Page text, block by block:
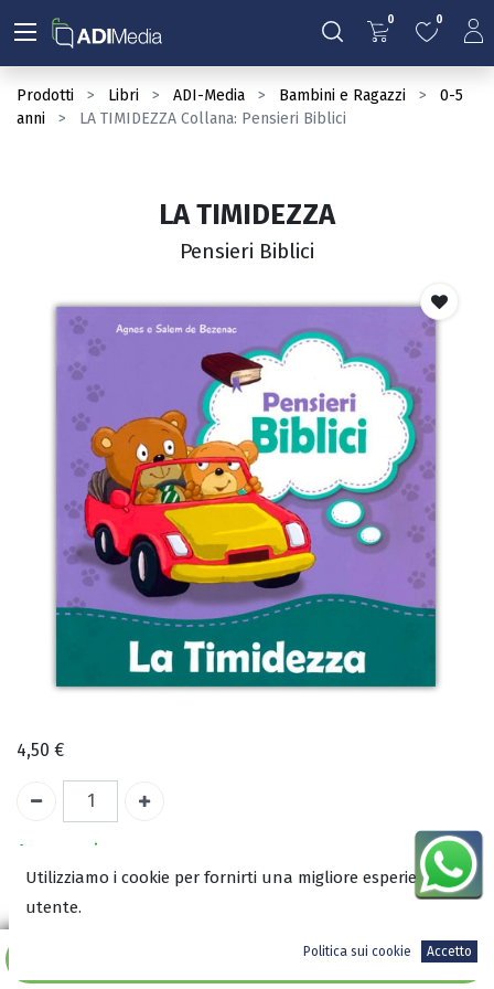
0 0
Prodotti Libri ADI-Media Bambini e Ragazzi
0-5
anni
LA TIMIDEZZA Collana: Pensieri Biblici
Aggiungi al carrello
LA TIMIDEZZA
Pensieri Biblici
4,50 €
A magazzino
COD: 2684
Utilizziamo i cookie per fornirti una migliore esperienza
utente.
Politica sui cookie Accetto